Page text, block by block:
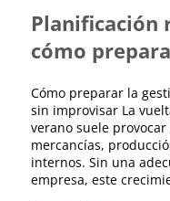
Planificación
cómo
Cómo preparar la
sin improvisar La
verano suele
mercancías,
internos. Sin una
empresa, este